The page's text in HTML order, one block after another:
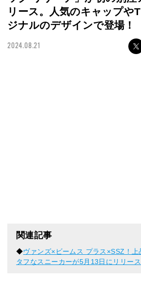
リース。人気のキャップや
ジナルのデザインで登場！
2024.08.21
関連記事
◆ヴァンズ×ビームス プラス×SSZ！上
タフなスニーカーが5月13日にリリース